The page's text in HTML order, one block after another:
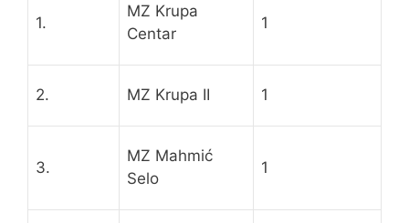
1.
MZ Krupa
Centar
1
2. MZ Krupa II 1
3.
MZ Mahmić
Selo
1